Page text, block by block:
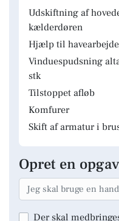
Udskiftning af
kælderdøren
Hjælp til
Vinduespudsning
stk
Tilstoppet afløb
Komfurer
Skift af armatur i
Opret en
Der skal